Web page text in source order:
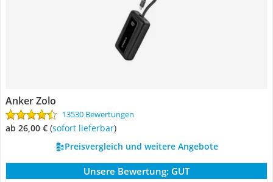
Anker Zolo
13530 Bewertungen
ab 26,00 € ( Sofort lieferbar)
Preisvergleich und weitere Angebote
Unsere Bewertung: GUT